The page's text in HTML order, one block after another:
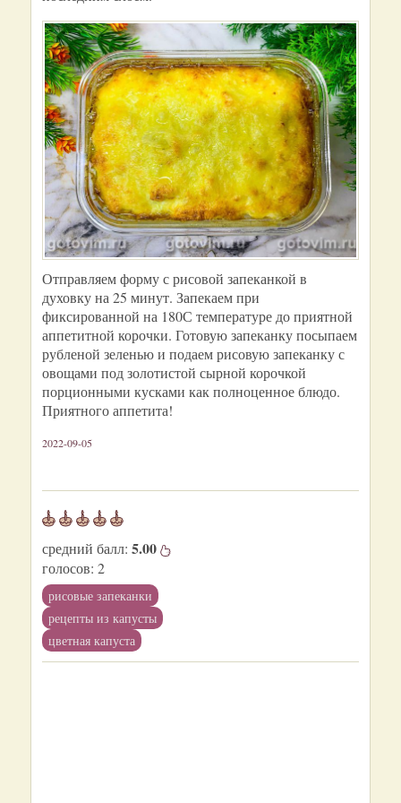
Отправляем форму с рисовой запеканкой в
духовку на 25 минут. Запекаем при
фиксированной на 180С температуре до приятной
аппетитной корочки. Готовую запеканку посыпаем
рубленой зеленью и подаем рисовую запеканку с
овощами под золотистой сырной корочкой
порционными кусками как полноценное блюдо.
Приятного аппетита!
2022-09-05
средний балл: 5.00
голосов: 2
рисовые запеканки
рецепты из капусты
цветная капуста